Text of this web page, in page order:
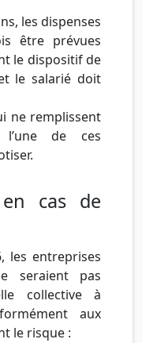
les dispenses
être prévues
le dispositif de
le salarié doit
ne remplissent
de ces
en cas de
les entreprises
seraient pas
collective à
aux
le risque :